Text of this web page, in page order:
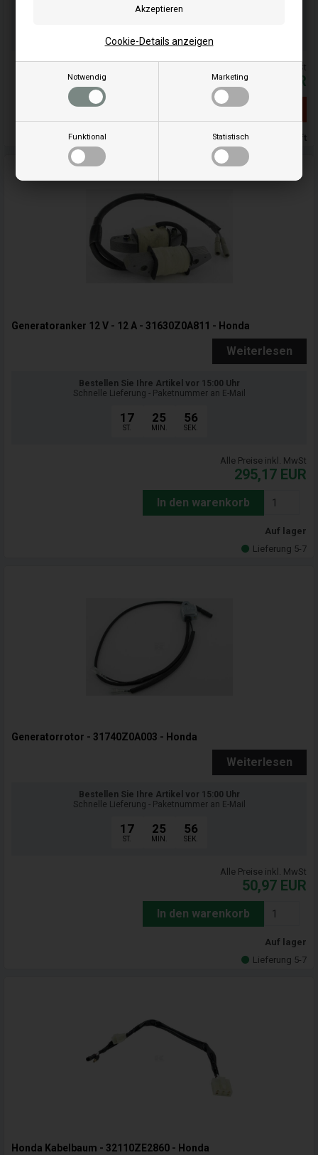
Notwendig Marketing
Funktional Statistisch
Cookie-Details anzeigen
Alle Preise inkl. MwSt
150,16 EUR
Ausverkauft
Ausverkauft
Generatoranker 12 V - 12 A - 31630Z0A811 - Honda
Weiterlesen
Bestellen Sie Ihre Artikel vor 15:00 Uhr
Schnelle Lieferung - Paketnummer an E-Mail
17
ST.
25
MIN.
55
SEK.
Alle Preise inkl. MwSt
295,17 EUR
In den warenkorb
Auf lager
Lieferung 5-7
Generatorrotor - 31740Z0A003 - Honda
Weiterlesen
Bestellen Sie Ihre Artikel vor 15:00 Uhr
Schnelle Lieferung - Paketnummer an E-Mail
17
ST.
25
MIN.
55
SEK.
Alle Preise inkl. MwSt
50,97 EUR
In den warenkorb
Auf lager
Lieferung 5-7
Honda Kabelbaum - 32110ZE2860 - Honda